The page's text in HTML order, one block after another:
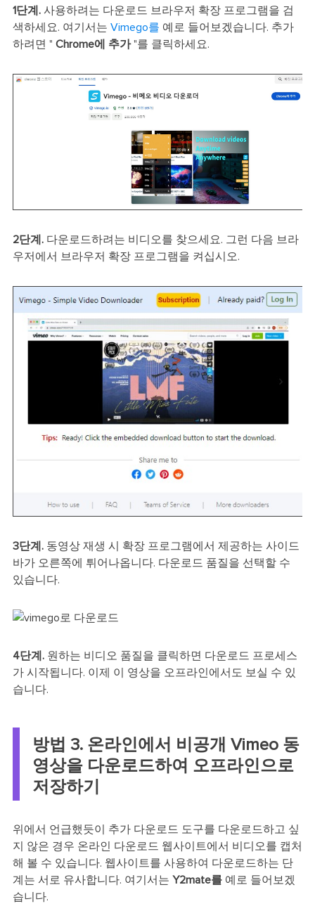
1단계.사용하려는 다운로드 브라우저 확장 프로그램을 검
색하세요. 여기서는 Vimego를 예로 들어보겠습니다. 추가
하려면 " Chrome에 추가"를 클릭하세요.
2단계.다운로드하려는 비디오를 찾으세요. 그런 다음 브라
우저에서 브라우저 확장 프로그램을 켜십시오.
3단계.동영상 재생 시 확장 프로그램에서 제공하는 사이드
바가 오른쪽에 튀어나옵니다. 다운로드 품질을 선택할 수
있습니다.
4단계.원하는 비디오 품질을 클릭하면 다운로드 프로세스
가 시작됩니다. 이제 이 영상을 오프라인에서도 보실 수 있
습니다.
방법 3. 온라인에서 비공개 Vimeo 동
영상을 다운로드하여 오프라인으로
저장하기
위에서 언급했듯이 추가 다운로드 도구를 다운로드하고 싶
지 않은 경우 온라인 다운로드 웹사이트에서 비디오를 캡처
해 볼 수 있습니다. 웹사이트를 사용하여 다운로드하는 단
계는 서로 유사합니다. 여기서는 Y2mate를예로 들어보겠
습니다.